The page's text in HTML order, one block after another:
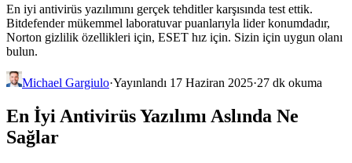
En iyi antivirüs yazılımını gerçek tehditler karşısında test ettik.
Bitdefender mükemmel laboratuvar puanlarıyla lider konumdadır,
Norton gizlilik özellikleri için, ESET hız için. Sizin için uygun olanı
bulun.
Michael Gargiulo·Yayınlandı 17 Haziran 2025·27 dk okuma
En İyi Antivirüs Yazılımı Aslında Ne
Sağlar